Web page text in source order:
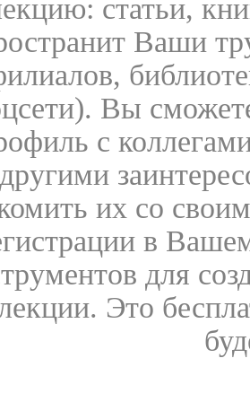
статьи,
Ваши
Вы
с
другими
их со
в
для
Это